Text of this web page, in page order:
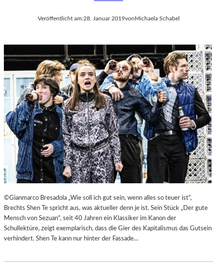
Veröffentlicht am:28. Januar 2019vonMichaela Schabel
©Gianmarco Bresadola „Wie soll ich gut sein, wenn alles so teuer ist“,
Brechts Shen Te spricht aus, was aktueller denn je ist. Sein Stück „Der gute
Mensch von Sezuan“, seit 40 Jahren ein Klassiker im Kanon der
Schullektüre, zeigt exemplarisch, dass die Gier des Kapitalismus das Gutsein
verhindert. Shen Te kann nur hinter der Fassade…